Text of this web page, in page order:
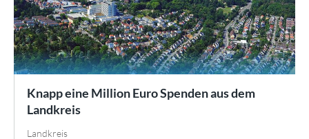
Knapp eine Million Euro Spenden aus dem
Landkreis
Landkreis